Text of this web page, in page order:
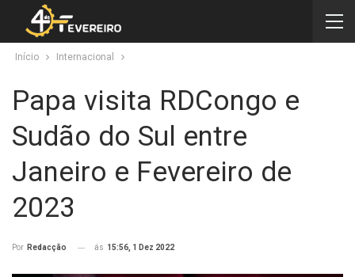
Início Internacional
Papa visita RDCongo e
Sudão do Sul entre
Janeiro e Fevereiro de
2023
Por Redacção ás 15:56, 1 Dez 2022